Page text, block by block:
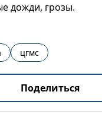
дожди, грозы.
цгмс
Поделиться